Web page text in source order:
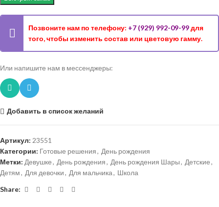
Позвоните нам по телефону: +7 (929) 992-09-99для
того, чтобы изменить состав или цветовую гамму.
Или напишите нам в мессенджеры:
Добавить в список желаний
Артикул: 23551
Категории: Готовые решения, День рождения
Метки: Девушке, День рождения, День рождения Шары, Детские,
Детям, Для девочки, Для мальчика, Школа
Share: